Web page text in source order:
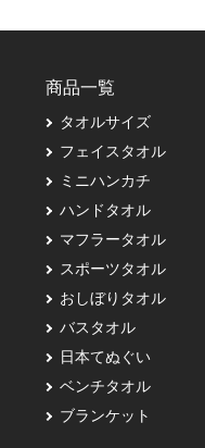
商品一覧
タオルサイズ
フェイスタオル
ミニハンカチ
ハンドタオル
マフラータオル
スポーツタオル
おしぼりタオル
バスタオル
日本てぬぐい
ベンチタオル
ブランケット